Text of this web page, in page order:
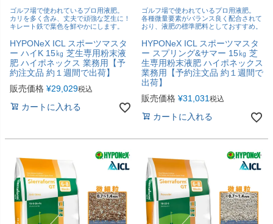
ゴルフ場で使われているプロ用液肥。
カリを多く含み、丈夫で頑強な芝生に！
キレート鉄で葉色を鮮やかにします。
HYPONeX ICL スポーツマスタ
ー ハイK 15㎏ 芝生専用粉末液
肥 ハイポネックス 業務用【予
約注文品 約１週間で出荷】
販売価格 ¥29,029税込
カートに入れる
ゴルフ場で使われているプロ用液肥。
各種微量要素がバランス良く配合されて
おり、液肥の標準肥料としておすすめ。
HYPONeX ICL スポーツマスタ
ー スプリング&サマー 15㎏ 芝
生専用粉末液肥 ハイポネックス
業務用【予約注文品 約１週間で
出荷】
販売価格 ¥31,031 税込
カートに入れる